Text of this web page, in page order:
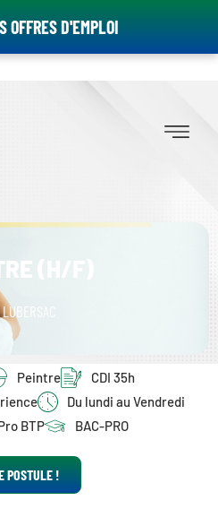
OFFRES D'EMPLOI
(H/F)
LUBERSAC
Peintre
CDI 35h
Du lundi au Vendredi
BTP BAC-PRO
POSTULE !